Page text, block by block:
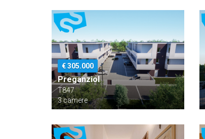
€ 305.000
Preganziol
T847
3 camere